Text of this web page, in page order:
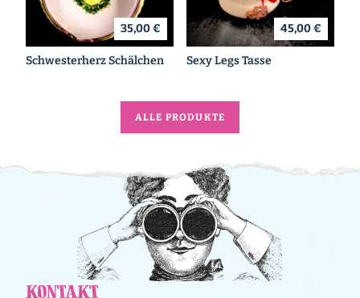
35,00 €
Schwesterherz Schälchen
45,00 €
Sexy Legs Tasse
ALLE PRODUKTE
Kontakt